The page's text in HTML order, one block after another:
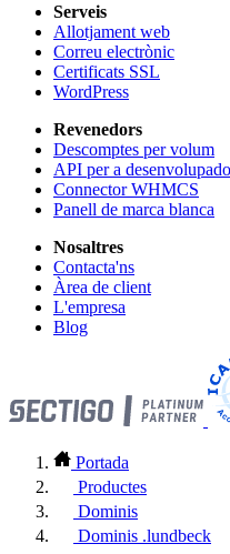
Serveis
Allotjament web
Correu electrònic
Certificats SSL
WordPress
Revenedors
Descomptes per volum
API per a
Connector WHMCS
Panell de marca blanca
Nosaltres
Contacta'ns
Àrea de client
L'empresa
Blog
Portada
Productes
Dominis
Dominis .lundbeck